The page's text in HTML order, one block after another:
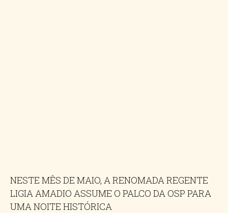
NESTE MÊS DE MAIO, A RENOMADA REGENTE
LIGIA AMADIO ASSUME O PALCO DA OSP PARA
UMA NOITE HISTÓRICA